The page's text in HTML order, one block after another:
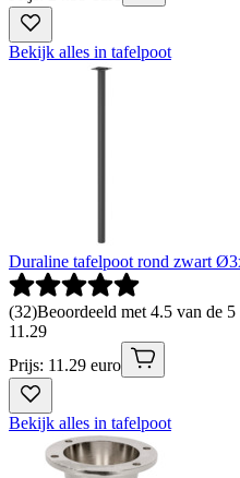
Bekijk alles in tafelpoot
Duraline tafelpoot rond zwart
(32)Beoordeeld met 4.5 van de
11 .29
Prijs: 11.29 euro
Bekijk alles in tafelpoot